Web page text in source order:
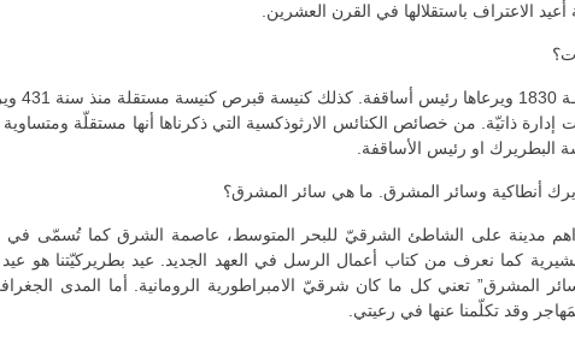
الاعتراف باستقلالها في القرن العشرين.
:
إدارة ذاتيّة. من خصائص الكنائس الارثوذكسية التي ذكرناها أنها مستقلّة
البطريرك او رئيس الأساقفة.
أنطاكية وسائر المشرق. ما هي سائر المشرق؟
مدينة على الشاطئ الشرقيّ للبحر المتوسط، عاصمة الشرق كما تُسمّى في
المشرق” تعني كل ما كان شرقيّ الامبراطورية الرومانية. أما المدى
وقد تكلّمنا عنها في رعيتي.